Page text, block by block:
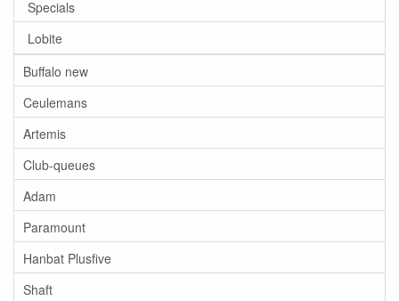
Specials
Lobite
Buffalo new
Ceulemans
Artemis
Club-queues
Adam
Paramount
Hanbat Plusfive
Shaft